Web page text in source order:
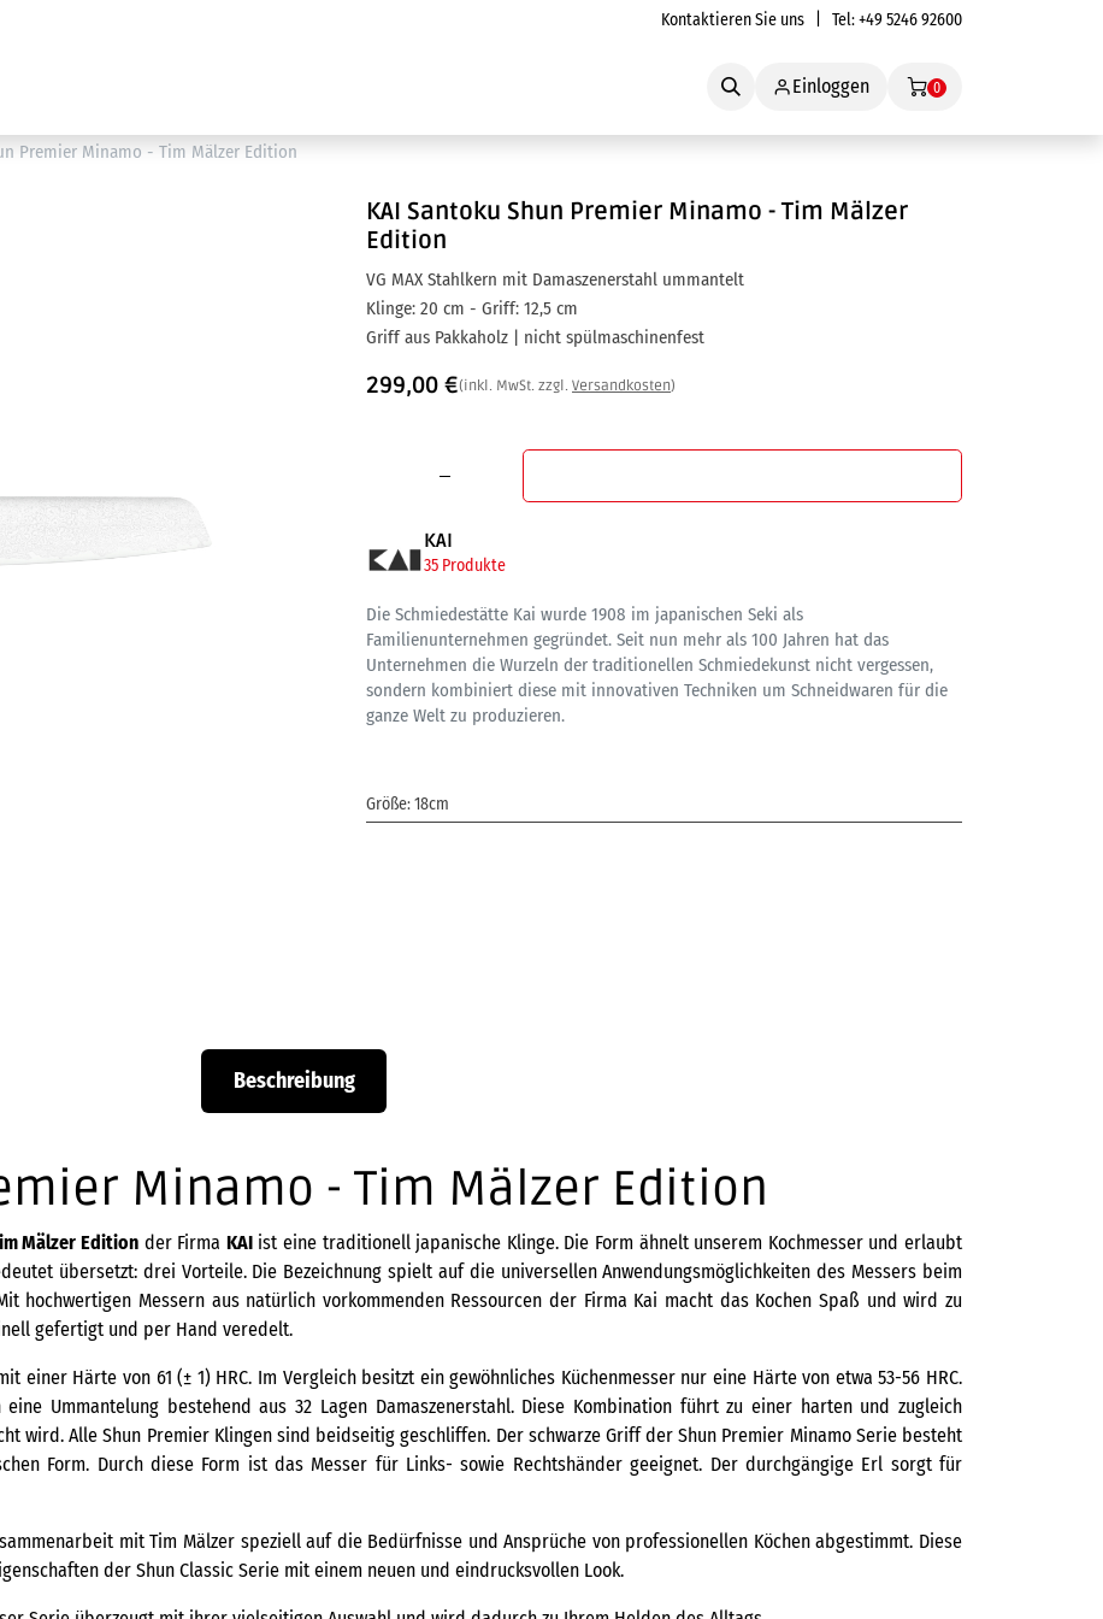
Kontaktieren Sie uns | Tel:+49 5246 92600
Einloggen 0
Premier Minamo - Tim Mälzer Edition
KAI Santoku Shun Premier Minamo - Tim Mälzer
Edition
VG MAX Stahlkern mit Damaszenerstahl ummantelt
Klinge: 20 cm - Griff: 12,5 cm
Griff aus Pakkaholz | nicht spülmaschinenfest
299,00 €(inkl. MwSt. zzgl. Versandkosten)
KAI
35 Produkte
Die Schmiedestätte Kai wurde 1908 im japanischen Seki als
Familienunternehmen gegründet. Seit nun mehr als 100 Jahren hat das
Unternehmen die Wurzeln der traditionellen Schmiedekunst nicht vergessen,
sondern kombiniert diese mit innovativen Techniken um Schneidwaren für die
ganze Welt zu produzieren.
Größe:18cm
Beschreibung
Minamo - Tim Mälzer Edition
Mälzer Edition der Firma KAIist eine traditionell japanische Klinge. Die Form ähnelt unserem Kochmesser und erlaubt
übersetzt: drei Vorteile. Die Bezeichnung spielt auf die universellen Anwendungsmöglichkeiten des Messers beim
hochwertigen Messern aus natürlich vorkommenden Ressourcen der Firma Kai macht das Kochen Spaß und wird zu
gefertigt und per Hand veredelt.
einer Härte von 61 (± 1) HRC. Im Vergleich besitzt ein gewöhnliches Küchenmesser nur eine Härte von etwa 53-56 HRC.
Ummantelung bestehend aus 32 Lagen Damaszenerstahl. Diese Kombination führt zu einer harten und zugleich
wird. Alle Shun Premier Klingen sind beidseitig geschliffen. Der schwarze Griff der Shun Premier Minamo Serie besteht
Form. Durch diese Form ist das Messer für Links- sowie Rechtshänder geeignet. Der durchgängige Erl sorgt für
mit Tim Mälzer speziell auf die Bedürfnisse und Ansprüche von professionellen Köchen abgestimmt. Diese
der Shun Classic Serie mit einem neuen und eindrucksvollen Look.